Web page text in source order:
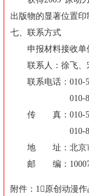
出版物的显著位置印
七、联系方式
申报材料接收单位
联系人：徐飞、
联系电话：010-
010-
传 真：010-
010-
地 址：北京市
邮 编：
附件：1原创动漫